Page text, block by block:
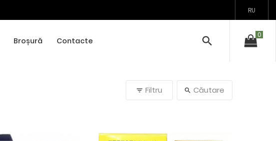
RU
Broșură Contacte
Filtru Căutare